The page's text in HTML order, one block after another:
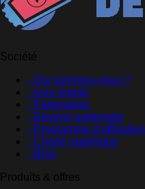
Société
- Qui sommes-nous ?
- Avis clients
- Partenaires
- Devenir partenaire
- Programme d'affiliation
- Charte graphique
- Blog
Produits & offres